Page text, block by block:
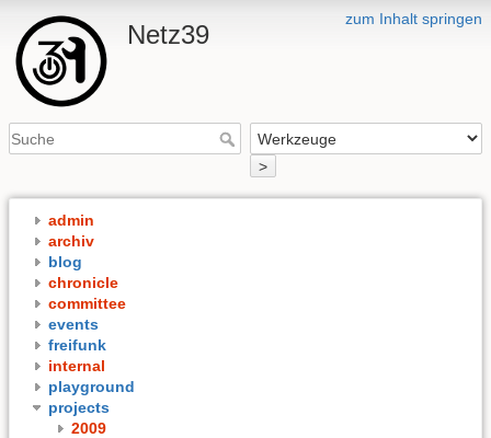
zum Inhalt springen
Netz39
>
admin
archiv
blog
chronicle
committee
events
freifunk
internal
playground
projects
2009